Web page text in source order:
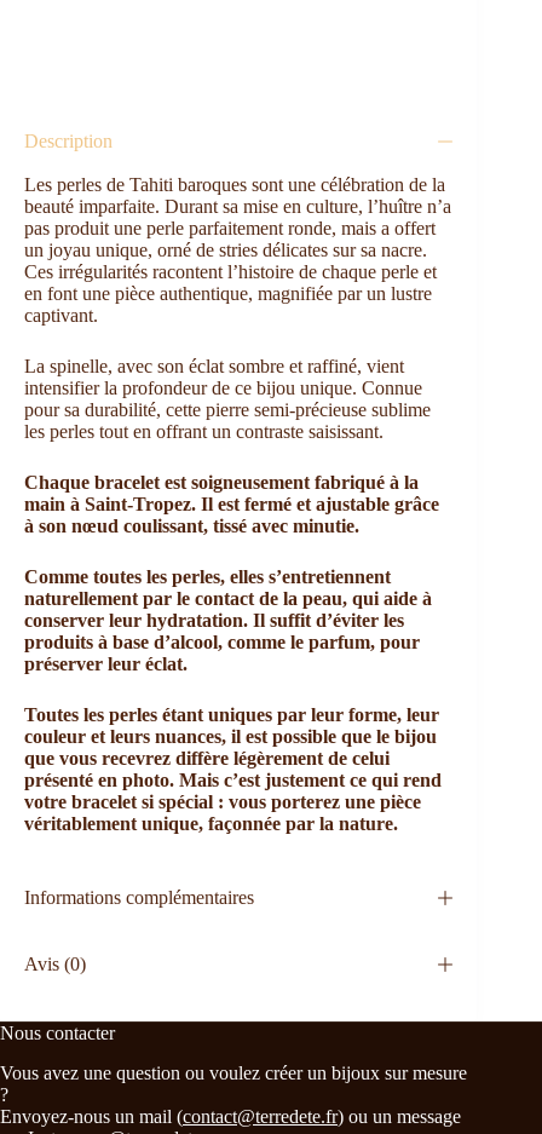
Description
Les perles de Tahiti baroques sont une célébration de la
beauté imparfaite. Durant sa mise en culture, l’huître n’a
pas produit une perle parfaitement ronde, mais a offert
un joyau unique, orné de stries délicates sur sa nacre.
Ces irrégularités racontent l’histoire de chaque perle et
en font une pièce authentique, magnifiée par un lustre
captivant.
La spinelle, avec son éclat sombre et raffiné, vient
intensifier la profondeur de ce bijou unique. Connue
pour sa durabilité, cette pierre semi-précieuse sublime
les perles tout en offrant un contraste saisissant.
Chaque bracelet est soigneusement fabriqué à la
main à Saint-Tropez. Il est fermé et ajustable grâce
à son nœud coulissant, tissé avec minutie.
Comme toutes les perles, elles s’entretiennent
naturellement par le contact de la peau, qui aide à
conserver leur hydratation. Il suffit d’éviter les
produits à base d’alcool, comme le parfum, pour
préserver leur éclat.
Toutes les perles étant uniques par leur forme, leur
couleur et leurs nuances, il est possible que le bijou
que vous recevrez diffère légèrement de celui
présenté en photo. Mais c’est justement ce qui rend
votre bracelet si spécial : vous porterez une pièce
véritablement unique, façonnée par la nature.
Informations complémentaires
Avis (0)
Nous contacter
Vous avez une question ou voulez créer un bijoux sur mesure
?
Envoyez-nous un mail (contact@terredete.fr) ou un message